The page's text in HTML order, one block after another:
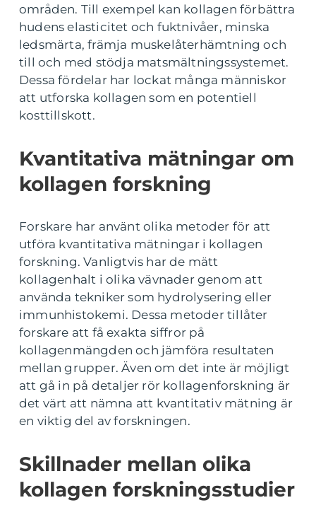
områden. Till exempel kan kollagen förbättra
hudens elasticitet och fuktnivåer, minska
ledsmärta, främja muskelåterhämtning och
till och med stödja matsmältningssystemet.
Dessa fördelar har lockat många människor
att utforska kollagen som en potentiell
kosttillskott.
Kvantitativa mätningar om
kollagen forskning
Forskare har använt olika metoder för att
utföra kvantitativa mätningar i kollagen
forskning. Vanligtvis har de mätt
kollagenhalt i olika vävnader genom att
använda tekniker som hydrolysering eller
immunhistokemi. Dessa metoder tillåter
forskare att få exakta siffror på
kollagenmängden och jämföra resultaten
mellan grupper. Även om det inte är möjligt
att gå in på detaljer rör kollagenforskning är
det värt att nämna att kvantitativ mätning är
en viktig del av forskningen.
Skillnader mellan olika
kollagen forskningsstudier